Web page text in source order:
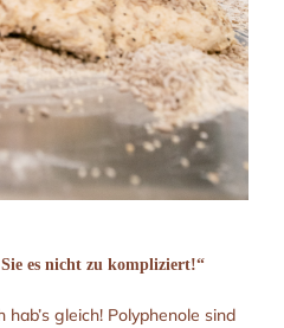
es nicht zu kompliziert!“
gleich! Polyphenole sind